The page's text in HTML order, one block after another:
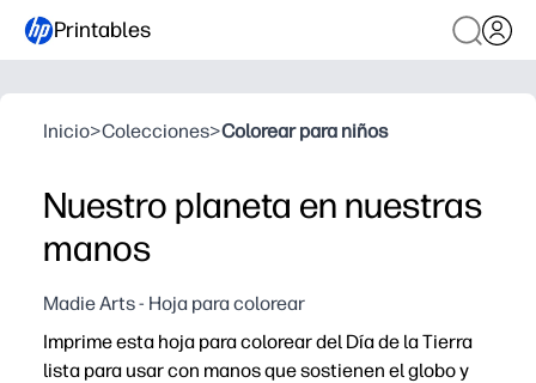
Printables
Inicio>Colecciones>Colorear para niños
Nuestro planeta en nuestras
manos
Madie Arts - Hoja para colorear
Imprime esta hoja para colorear del Día de la Tierra
lista para usar con manos que sostienen el globo y